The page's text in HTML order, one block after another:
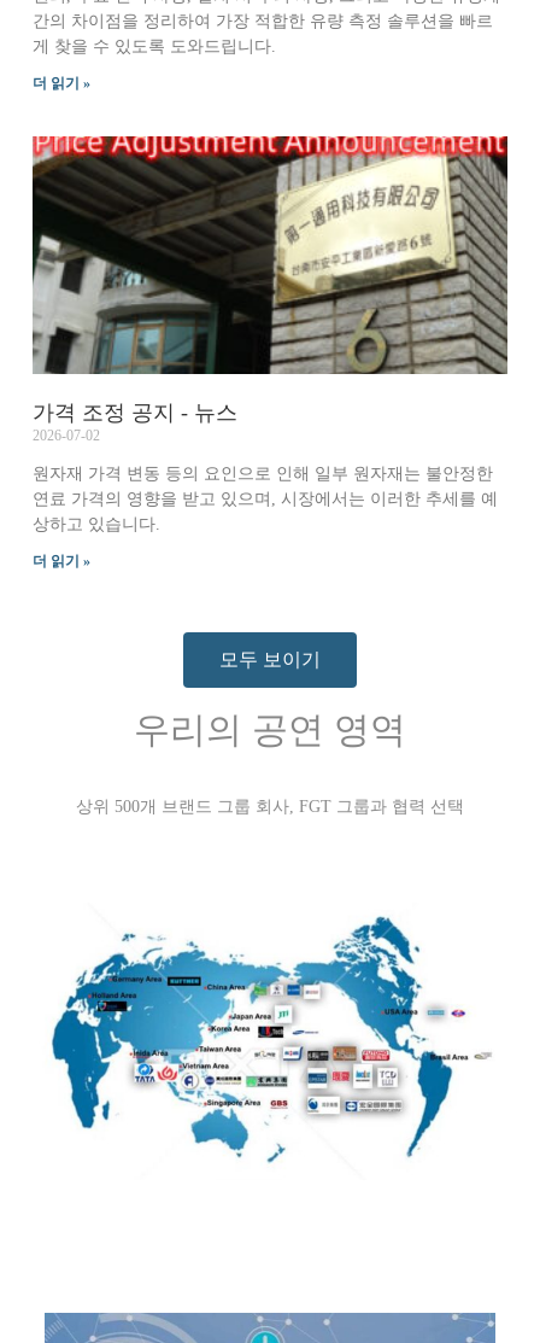
간의 차이점을 정리하여 가장 적합한 유량 측정 솔루션을 빠르
게 찾을 수 있도록 도와드립니다.
더 읽기 »
가격 조정 공지 - 뉴스
2026-07-02
원자재 가격 변동 등의 요인으로 인해 일부 원자재는 불안정한
연료 가격의 영향을 받고 있으며, 시장에서는 이러한 추세를 예
상하고 있습니다.
더 읽기 »
모두 보이기
우리의 공연 영역
상위 500개 브랜드 그룹 회사, FGT 그룹과 협력 선택